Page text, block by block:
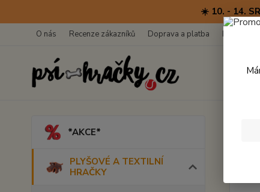
☀️ 10. - 14.
O nás Recenze zákazníků Doprava a platba Kontakty
*AKCE*
PLYŠOVÉ A TEXTILNÍ
HRAČKY